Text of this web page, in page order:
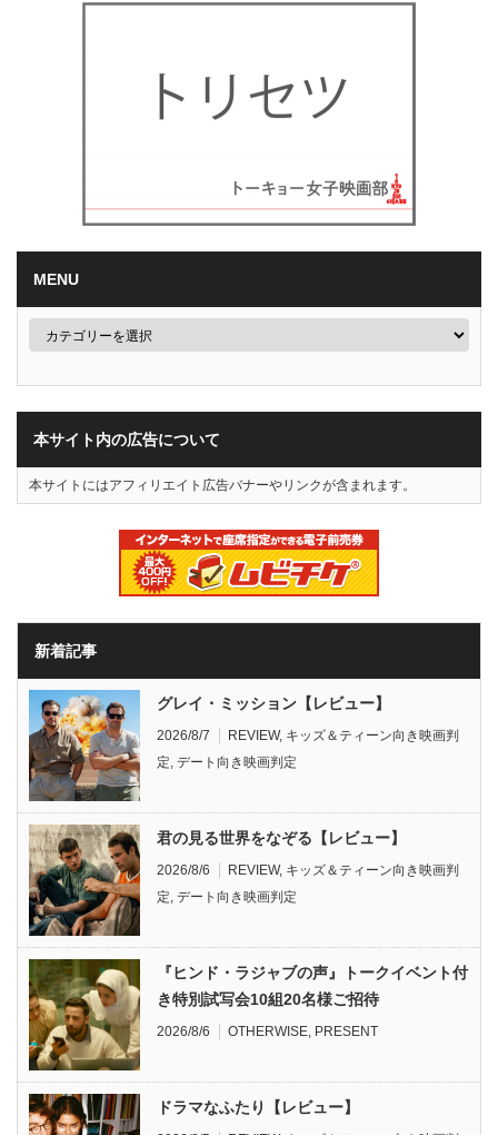
MENU
本サイト内の広告について
本サイトにはアフィリエイト広告バナーやリンクが含まれます。
新着記事
グレイ・ミッション【レビュー】
2026/8/7 REVIEW, キッズ＆ティーン向き映画判
定, デート向き映画判定
君の見る世界をなぞる【レビュー】
2026/8/6 REVIEW, キッズ＆ティーン向き映画判
定, デート向き映画判定
『ヒンド・ラジャブの声』トークイベント付
き特別試写会10組20名様ご招待
2026/8/6 OTHERWISE, PRESENT
ドラマなふたり【レビュー】